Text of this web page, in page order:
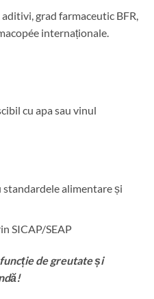
grad farmaceutic BFR,
internaționale.
cu apa sau vinul
alimentare și
SICAP/SEAP
de greutate și